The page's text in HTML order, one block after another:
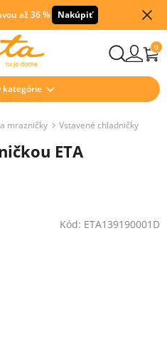
až 36 % Nakúpiť
0
kategórie
mrazničky Vstavené chladničky
ETA
Kód: ETA139190001D